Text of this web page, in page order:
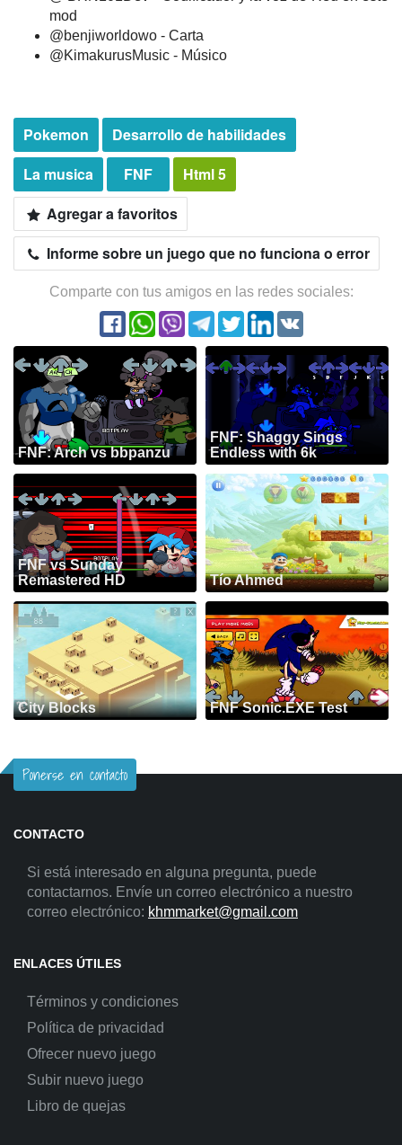
mod
@benjiworldowo - Carta
@KimakurusMusic - Músico
Pokemon
Desarrollo de habilidades
La musica
FNF
Html 5
Agregar a favoritos
Informe sobre un juego que no funciona o error
Comparte con tus amigos en las redes sociales:
FNF: Arch vs bbpanzu
FNF: Shaggy Sings
Endless with 6k
FNF vs Sunday
Remastered HD
Tío Ahmed
City Blocks FNF Sonic.EXE Test
Ponerse en contacto
CONTACTO
Si está interesado en alguna pregunta, puede
contactarnos. Envíe un correo electrónico a nuestro
correo electrónico: khmmarket@gmail.com
ENLACES ÚTILES
Términos y condiciones
Política de privacidad
Ofrecer nuevo juego
Subir nuevo juego
Libro de quejas